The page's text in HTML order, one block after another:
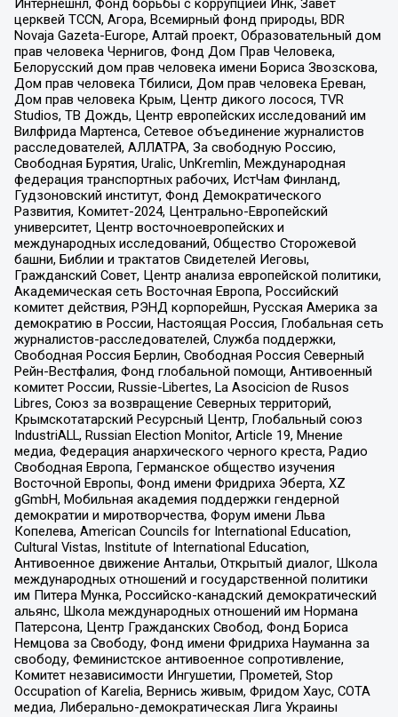
Интернешнл, Фонд борьбы с коррупцией Инк, Завет
церквей TCCN, Агора, Всемирный фонд природы, BDR
Novaja Gazeta-Europe, Алтай проект, Образовательный дом
прав человека Чернигов, Фонд Дом Прав Человека,
Белорусский дом прав человека имени Бориса Звозскова,
Дом прав человека Тбилиси, Дом прав человека Ереван,
Дом прав человека Крым, Центр дикого лосося, TVR
Studios, ТВ Дождь, Центр европейских исследований им
Вилфрида Мартенса, Сетевое объединение журналистов
расследователей, АЛЛАТРА, За свободную Россию,
Свободная Бурятия, Uralic, UnKremlin, Международная
федерация транспортных рабочих, ИстЧам Финланд,
Гудзоновский институт, Фонд Демократического
Развития, Комитет-2024, Центрально-Европейский
университет, Центр восточноевропейских и
международных исследований, Общество Сторожевой
башни, Библии и трактатов Свидетелей Иеговы,
Гражданский Совет, Центр анализа европейской политики,
Академическая сеть Восточная Европа, Российский
комитет действия, РЭНД корпорейшн, Русская Америка за
демократию в России, Настоящая Россия, Глобальная сеть
журналистов-расследователей, Служба поддержки,
Свободная Россия Берлин, Свободная Россия Северный
Рейн-Вестфалия, Фонд глобальной помощи, Антивоенный
комитет России, Russie-Libertes, La Asocicion de Rusos
Libres, Союз за возвращение Северных территорий,
Крымскотатарский Ресурсный Центр, Глобальный союз
IndustriALL, Russian Election Monitor, Article 19, Мнение
медиа, Федерация анархического черного креста, Радио
Свободная Европа, Германское общество изучения
Восточной Европы, Фонд имени Фридриха Эберта, XZ
gGmbH, Мобильная академия поддержки гендерной
демократии и миротворчества, Форум имени Льва
Копелева, American Councils for International Education,
Cultural Vistas, Institute of International Education,
Антивоенное движение Антальи, Открытый диалог, Школа
международных отношений и государственной политики
им Питера Мунка, Российско-канадский демократический
альянс, Школа международных отношений им Нормана
Патерсона, Центр Гражданских Свобод, Фонд Бориса
Немцова за Свободу, Фонд имени Фридриха Науманна за
свободу, Феминистское антивоенное сопротивление,
Комитет независимости Ингушетии, Прометей, Stop
Occupation of Karelia, Вернись живым, Фридом Хаус, СОТА
медиа, Либерально-демократическая Лига Украины